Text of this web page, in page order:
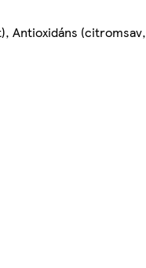
Antioxidáns (citromsav,